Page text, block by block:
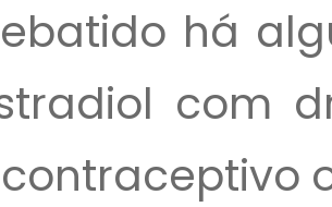
há
com